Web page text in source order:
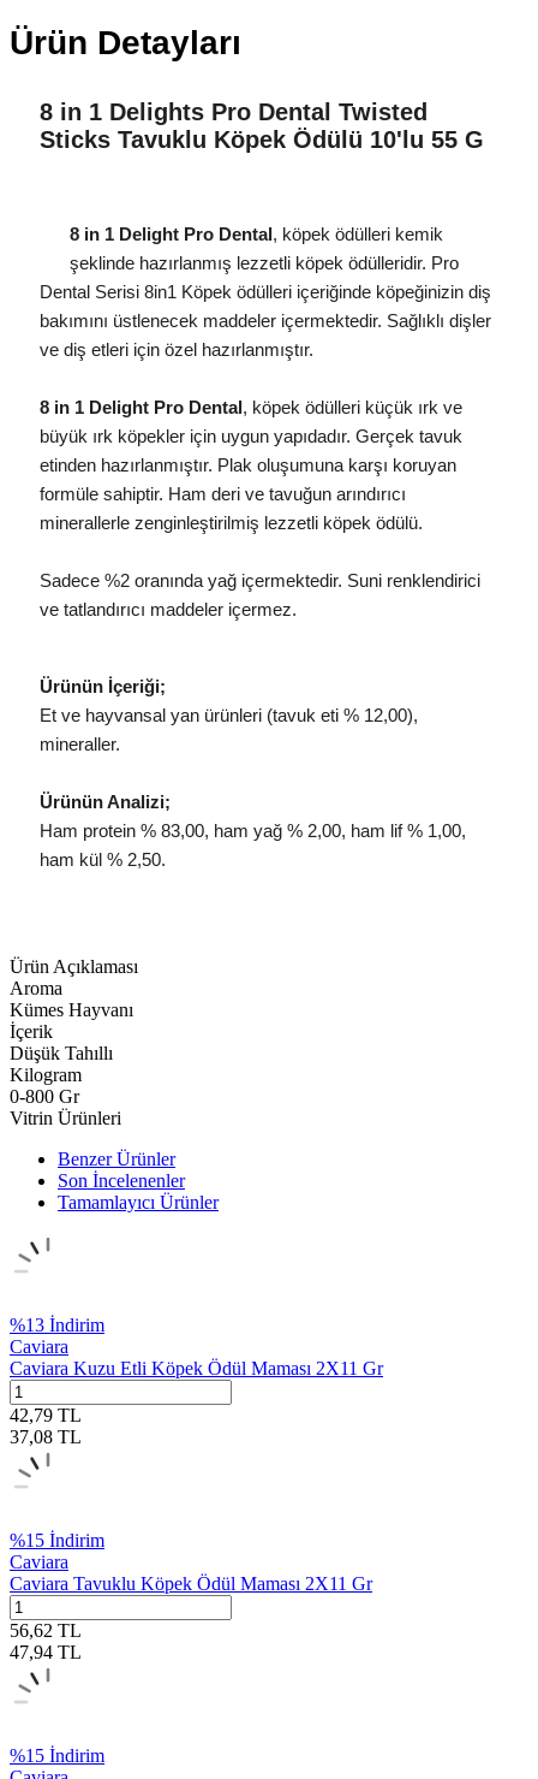
Ürün Detayları
8 in 1 Delights Pro Dental Twisted
Sticks Tavuklu Köpek Ödülü 10'lu 55 G
8 in 1 Delight Pro Dental, köpek ödülleri kemik
şeklinde hazırlanmış lezzetli köpek ödülleridir. Pro
Dental Serisi 8in1 Köpek ödülleri içeriğinde köpeğinizin diş
bakımını üstlenecek maddeler içermektedir. Sağlıklı dişler
ve diş etleri için özel hazırlanmıştır.
8 in 1 Delight Pro Dental, köpek ödülleri küçük ırk ve
büyük ırk köpekler için uygun yapıdadır. Gerçek tavuk
etinden hazırlanmıştır. Plak oluşumuna karşı koruyan
formüle sahiptir. Ham deri ve tavuğun arındırıcı
minerallerle zenginleştirilmiş lezzetli köpek ödülü.
Sadece %2 oranında yağ içermektedir. Suni renklendirici
ve tatlandırıcı maddeler içermez.
Ürünün İçeriği;
Et ve hayvansal yan ürünleri (tavuk eti % 12,00),
mineraller.
Ürünün Analizi;
Ham protein % 83,00, ham yağ % 2,00, ham lif % 1,00,
ham kül % 2,50.
Ürün Açıklaması
Aroma
Kümes Hayvanı
İçerik
Düşük Tahıllı
Kilogram
0-800 Gr
Vitrin Ürünleri
Benzer Ürünler
Son İncelenenler
Tamamlayıcı Ürünler
%13 İndirim
Caviara
Caviara Kuzu Etli Köpek Ödül Maması 2X11 Gr
42,79 TL
37,08 TL
%15 İndirim
Caviara
Caviara Tavuklu Köpek Ödül Maması 2X11 Gr
56,62 TL
47,94 TL
%15 İndirim